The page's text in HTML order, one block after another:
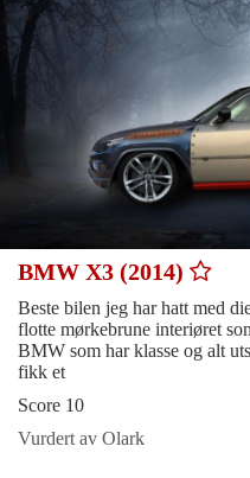
BMW X3 (2014)
Beste bilen jeg har hatt med
flotte mørkebrune interiøret
BMW som har klasse og alt
fikk et
Score 10
Vurdert av Olark